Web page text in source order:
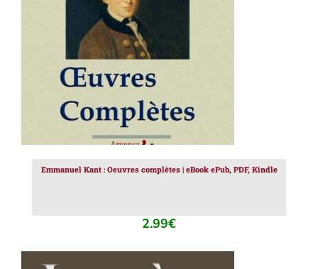
AJOUTER AU PANIER
Emmanuel Kant : Oeuvres complètes | eBook ePub, PDF, Kindle
2.99€